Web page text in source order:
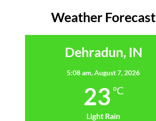
Weather Forecast
Dehradun, IN
5:08 am,August 7, 2026
23 °C
Light Rain